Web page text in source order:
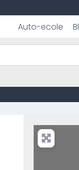
Auto-ecole